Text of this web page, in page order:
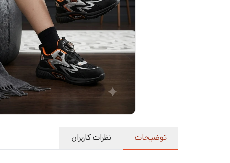
توضیحات نظرات کاربران